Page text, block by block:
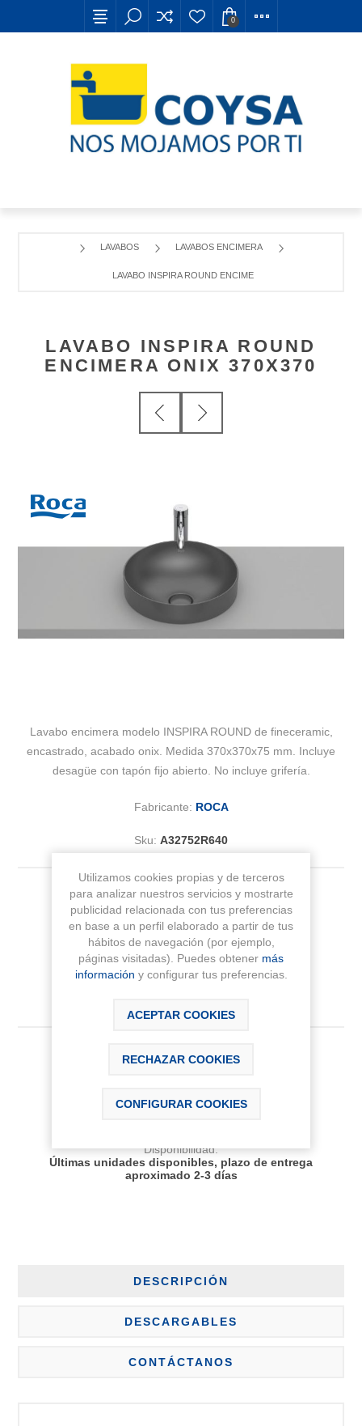
0
LAVABOS LAVABOS ENCIMERA
LAVABO INSPIRA ROUND ENCIMERA ONIX 370X370
LAVABO INSPIRA ROUND
ENCIMERA ONIX 370X370
Lavabo encimera modelo INSPIRA ROUND de fineceramic,
encastrado, acabado onix. Medida 370x370x75 mm. Incluye
desagüe con tapón fijo abierto. No incluye grifería.
Fabricante: ROCA
Sku: A32752R640
Medida
340,31 € IVA Inc.
AÑADIR AL CARRITO
Disponibilidad:
Últimas unidades disponibles, plazo de entrega
aproximado 2-3 días
DESCRIPCIÓN
DESCARGABLES
CONTÁCTANOS
Utilizamos cookies propias y de terceros
para analizar nuestros servicios y mostrarte
publicidad relacionada con tus preferencias
en base a un perfil elaborado a partir de tus
hábitos de navegación (por ejemplo,
páginas visitadas). Puedes obtener más
información y configurar tus preferencias.
ACEPTAR COOKIES
RECHAZAR COOKIES
CONFIGURAR COOKIES